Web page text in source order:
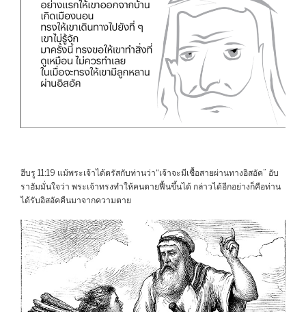
ฮีบรู 11:19 แม้พระเจ้าได้ตรัสกับท่านว่า“เจ้าจะมีเชื้อสายผ่านทางอิสอัค” อับ
ราฮัมมั่นใจว่า พระเจ้าทรงทำให้คนตายฟื้นขึ้นได้ กล่าวได้อีกอย่างก็คือท่าน
ได้รับอิสอัคคืนมาจากความตาย